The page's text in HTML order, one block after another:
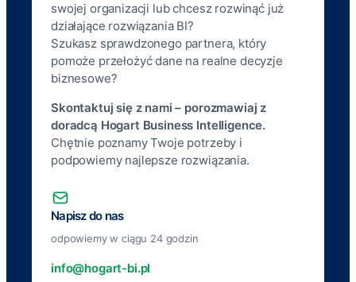
swojej organizacji lub chcesz rozwinąć już
działające rozwiązania BI?
Szukasz sprawdzonego partnera, który
pomoże przełożyć dane na realne decyzje
biznesowe?
Skontaktuj się z nami – porozmawiaj z
doradcą Hogart Business Intelligence.
Chętnie poznamy Twoje potrzeby i
podpowiemy najlepsze rozwiązania.
Napisz do nas
odpowiemy w ciągu 24 godzin
info@hogart-bi.pl